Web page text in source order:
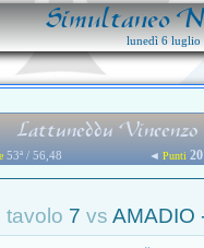
Simultaneo
lunedì 6 luglio
Lattuneddu
53ª / 56,48 ◄ Punti 20
tavolo 7 vs AMADIO